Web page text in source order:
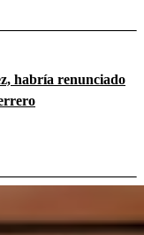
habría renunciado